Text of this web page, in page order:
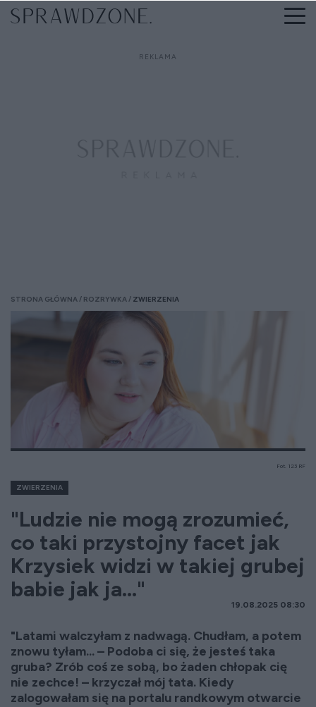
STRONA GŁÓWNA ROZRYWKA ZWIERZENIA
Fot. 123 RF
ZWIERZENIA
"Ludzie nie mogą zrozumieć,
co taki przystojny facet jak
Krzysiek widzi w takiej grubej
babie jak ja..."
19.08.2025 08:30
"Latami walczyłam z nadwagą. Chudłam, a potem
znowu tyłam... – Podoba ci się, że jesteś taka
gruba? Zrób coś ze sobą, bo żaden chłopak cię
nie zechce! – krzyczał mój tata. Kiedy
zalogowałam się na portalu randkowym otwarcie